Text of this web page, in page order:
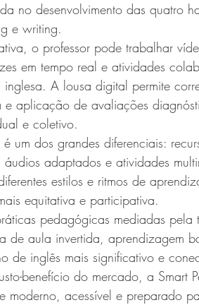
no desenvolvimento das quatro
e writing.
o professor pode trabalhar
em tempo real e atividades
A lousa digital permite
e aplicação de avaliações
e coletivo.
um dos grandes diferenciais:
adaptados e atividades
estilos e ritmos de
equitativa e participativa.
pedagógicas mediadas pela
de aula invertida, aprendizagem
de inglês mais significativo e
benefício do mercado, a Smart
moderno, acessível e preparado